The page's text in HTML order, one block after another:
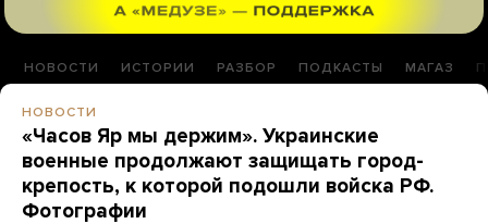
НОВОСТИ ИСТОРИИ РАЗБОР ПОДКАСТЫ МАГАЗ
НОВОСТИ
«Часов Яр мы держим». Украинские
военные продолжают защищать город-
крепость, к которой подошли войска РФ.
Фотографии